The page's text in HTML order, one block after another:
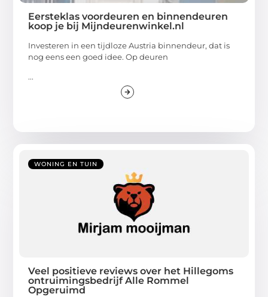
Eersteklas voordeuren en binnendeuren
koop je bij Mijndeurenwinkel.nl
Investeren in een tijdloze Austria binnendeur, dat is
nog eens een goed idee. Op deuren
...
WONING EN TUIN
Veel positieve reviews over het Hillegoms
ontruimingsbedrijf Alle Rommel
Opgeruimd